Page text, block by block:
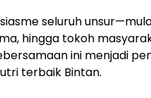
seluruh
hingga tokoh
ini menjadi
terbaik Bintan.